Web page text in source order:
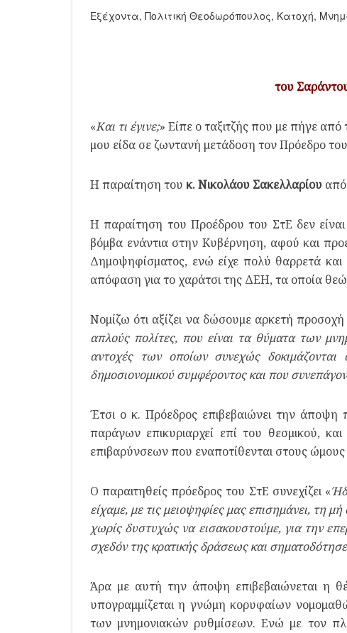
Εξέχοντα, Πολιτική Θεοδωρόπουλος, Κατοχή,
του
«Και τι έγινε;» Είπε ο ταξιτζής που με πήγε
μου είδα σε ζωντανή μετάδοση τον Πρόεδρο
Η παραίτηση του κ. Νικολάου Σακελλαρίου από
Η παραίτηση του Προέδρου του ΣτΕ δεν
βόμβα ενάντια στην Κυβέρνηση, αφού και
Δημοψηφίσματος, ενώ είχε πολύ θαρρετά
απόφαση για το χαράτσι της ΔΕΗ, τα οποία
Νομίζω ότι αξίζει να δώσουμε αρκετή
απλούς πολίτες, που είναι τα θύματα των
αντοχές των οποίων συνεχώς
δημοσιονομικού συμφέροντος και που
Έτσι ο κ. Πρόεδρος επιβεβαιώνει την άποψη
παράγων επικυριαρχεί επί του θεσμικού,
επιβαρύνσεων που εναποτίθενται στους ώμους
Ο παραιτηθείς πρόεδρος του ΣτΕ συνεχίζει «
είχαμε, με τις μειοψηφίες μας επισημάνει, τη
χωρίς δυστυχώς να εισακουστούμε, για την
σχεδόν της κρατικής δράσεως και
Άρα με αυτή την άποψη επιβεβαιώνεται η
υπογραμμίζεται η γνώμη κορυφαίων
των μνημονιακών ρυθμίσεων. Ενώ με τον